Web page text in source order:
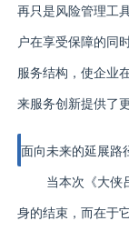
再只是风险管理工
户在享受保障的同
服务结构，使企业
来服务创新提供了
面向未来的延展路
当本次《大侠
身的结束，而在于